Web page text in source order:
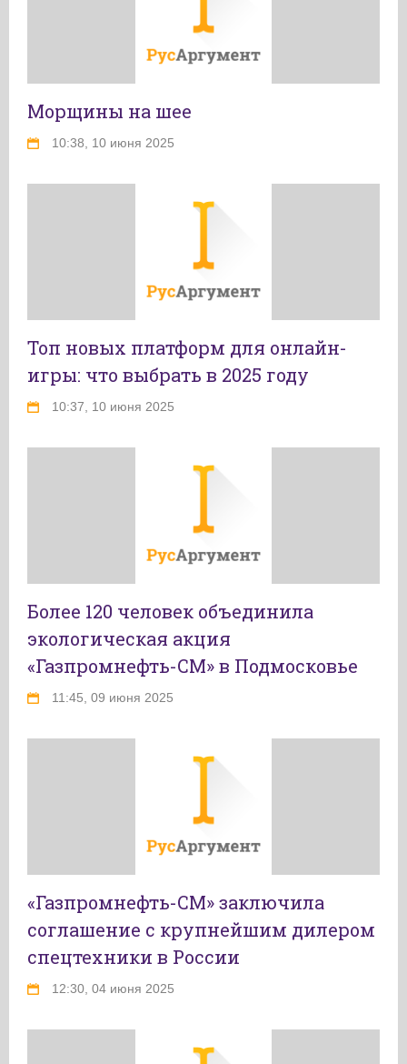
Морщины на шее
10:38, 10 июня 2025
Топ новых платформ для онлайн-
игры: что выбрать в 2025 году
10:37, 10 июня 2025
Более 120 человек объединила
экологическая акция
«Газпромнефть-СМ» в Подмосковье
11:45, 09 июня 2025
«Газпромнефть-СМ» заключила
соглашение с крупнейшим дилером
спецтехники в России
12:30, 04 июня 2025